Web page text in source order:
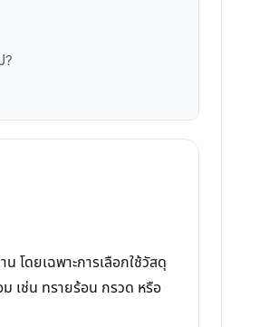
?
ดยเฉพาะการเลือกใช้วัสดุ
เช่น ทรายร้อน กรวด หรือ